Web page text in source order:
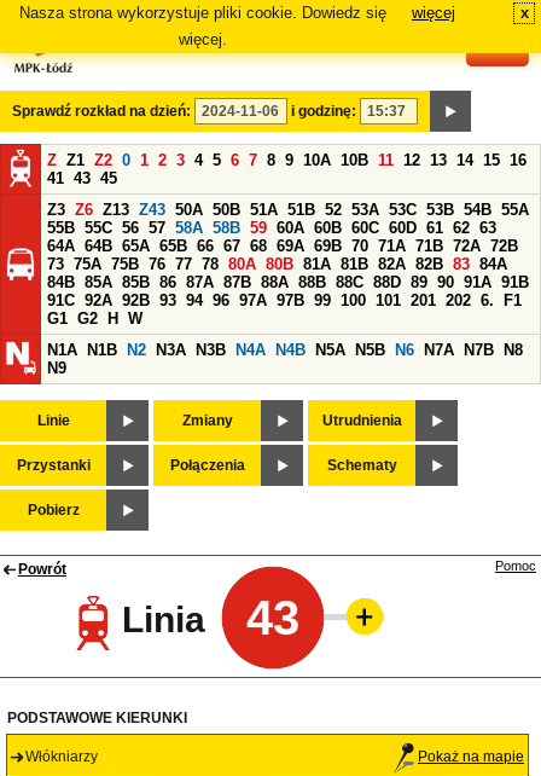
Nasza strona wykorzystuje pliki cookie. Dowiedz się
więcej.
więcej x
Sprawdź rozkład na dzień: i godzinę:
Z Z1 Z2 0 1 2 3 4 5 6 7 8 9 10A 10B 11 12 13 14 15 16
41 43 45
Z3 Z6 Z13 Z43 50A 50B 51A 51B 52 53A 53C 53B 54B 55A
55B 55C 56 57 58A 58B 59 60A 60B 60C 60D 61 62 63
64A 64B 65A 65B 66 67 68 69A 69B 70 71A 71B 72A 72B
73 75A 75B 76 77 78 80A 80B 81A 81B 82A 82B 83 84A
84B 85A 85B 86 87A 87B 88A 88B 88C 88D 89 90 91A 91B
91C 92A 92B 93 94 96 97A 97B 99 100 101 201 202 6.
F1
G1 G2 H
W
N1A
N1B N2 N3A N3B N4A N4B N5A N5B N6 N7A N7B
N8
N9
Linie Zmiany Utrudnienia
Przystanki Połączenia Schematy
Pobierz
Powrót
Linia 43
Pomoc
PODSTAWOWE KIERUNKI
Włókniarzy Pokaż na mapie